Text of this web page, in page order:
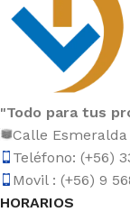
"Todo para tus
Calle Esmeralda
Teléfono: (+56)
Movil : (+56) 9
HORARIOS